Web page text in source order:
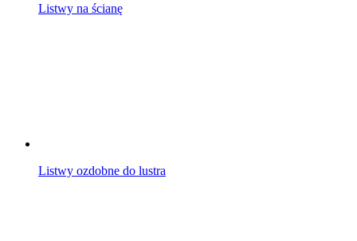
Listwy na ścianę
Listwy ozdobne do lustra